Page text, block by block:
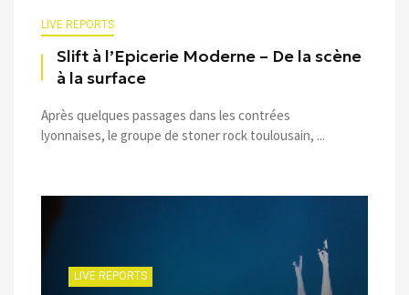
LIVE REPORTS
Slift à l’Epicerie Moderne – De la scène
à la surface
Après quelques passages dans les contrées
lyonnaises, le groupe de stoner rock toulousain, ...
LIVE REPORTS